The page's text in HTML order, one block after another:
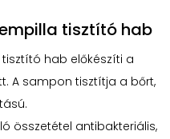
tisztító hab
hab előkészíti a
A sampon tisztítja a bőrt,
összetétel antibakteriális,